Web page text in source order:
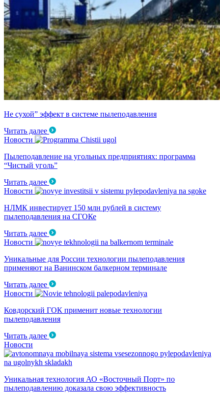
Не сухой” эффект в системе пылеподавления
Читать далее
Новости
Пылеподавление на угольных предприятиях: программа
“Чистый уголь”
Читать далее
Новости
НЛМК инвестирует 150 млн рублей в систему
пылеподавления на СГОКе
Читать далее
Новости
Уникальные для России технологии пылеподавления
применяют на Ванинском балкерном терминале
Читать далее
Новости
Ковдорский ГОК применит новые технологии
пылеподавления
Читать далее
Новости
Уникальная технология АО «Восточный Порт» по
пылеподавлению доказала свою эффективность